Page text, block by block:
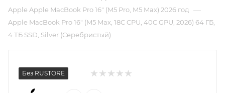
Apple Apple MacBook Pro 16" (M5 Pro, M5 Max) 2026 год —
Apple MacBook Pro 16" (M5 Max, 18C CPU, 40C GPU, 2026) 64 ГБ,
4 ТБ SSD, Silver (Серебристый)
Без RUSTORE